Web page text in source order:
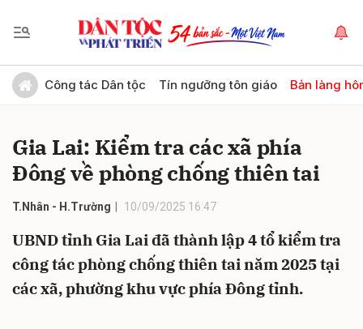
Công tác Dân tộc Tín ngưỡng tôn giáo Bản làng
Gia Lai: Kiểm tra các xã phía
Đông về phòng chống thiên tai
T.Nhân - H.Trường 10/09/2025 16:47
UBND tỉnh Gia Lai đã thành lập 4 tổ kiểm tra
công tác phòng chống thiên tai năm 2025 tại
các xã, phường khu vực phía Đông tỉnh.
Gửi bình luận
Hủy Gửi